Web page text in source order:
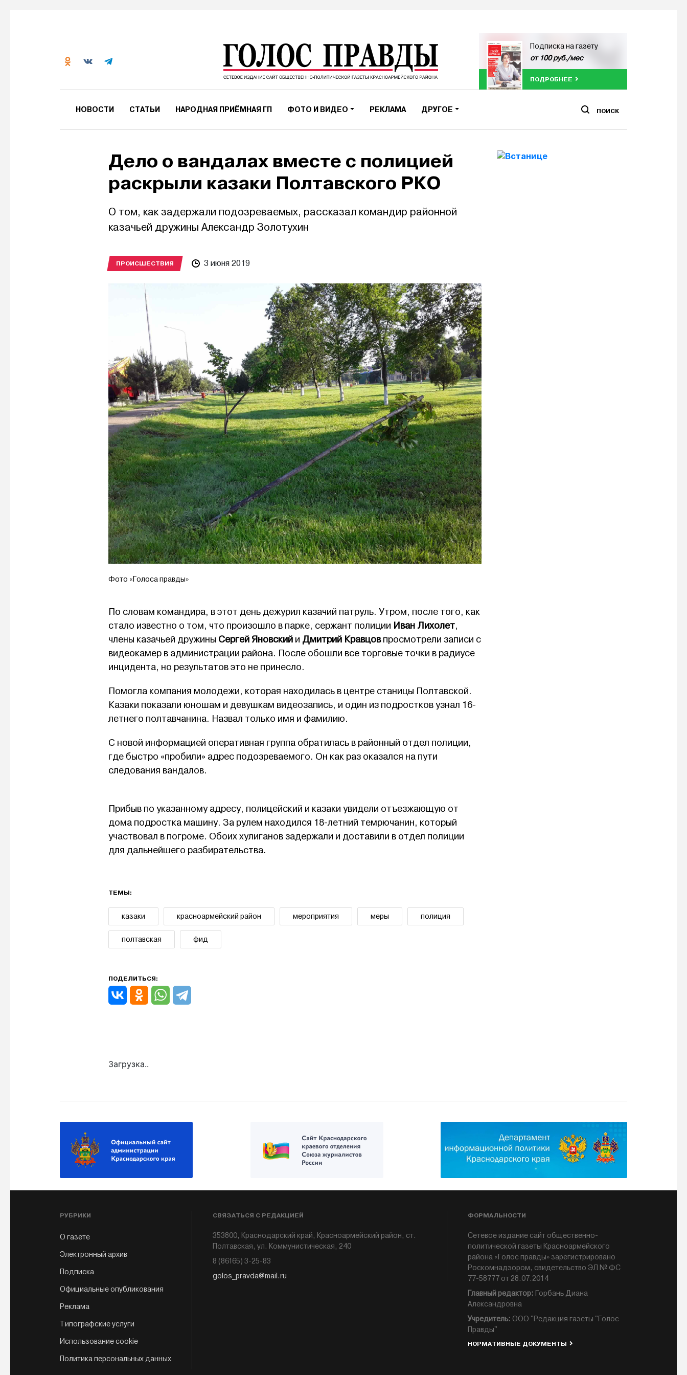
Подписка на газету
от 100 руб./мес
ПОДРОБНЕЕ
НОВОСТИ СТАТЬИ НАРОДНАЯ ПРИЁМНАЯ ГП ФОТО И ВИДЕО РЕКЛАМА ДРУГОЕ ПОИСК
Дело о вандалах вместе с полицией
раскрыли казаки Полтавского РКО
О том, как задержали подозреваемых, рассказал командир районной
казачьей дружины Александр Золотухин
ПРОИСШЕСТВИЯ 3 июня 2019
Фото «Голоса правды»
По словам командира, в этот день дежурил казачий патруль. Утром, после того, как
стало известно о том, что произошло в парке, сержант полиции Иван Лихолет,
члены казачьей дружины Сергей Яновский и Дмитрий Кравцовпросмотрели записи с
видеокамер в администрации района. После обошли все торговые точки в радиусе
инцидента, но результатов это не принесло.
Помогла компания молодежи, которая находилась в центре станицы Полтавской.
Казаки показали юношам и девушкам видеозапись, и один из подростков узнал 16-
летнего полтавчанина. Назвал только имя и фамилию.
С новой информацией оперативная группа обратилась в районный отдел полиции,
где быстро «пробили» адрес подозреваемого. Он как раз оказался на пути
следования вандалов.
Прибыв по указанному адресу, полицейский и казаки увидели отъезжающую от
дома подростка машину. За рулем находился 18-летний темрючанин, который
участвовал в погроме. Обоих хулиганов задержали и доставили в отдел полиции
для дальнейшего разбирательства.
ТЕМЫ:
казаки красноармейский район мероприятия меры полиция
полтавская фид
ПОДЕЛИТЬСЯ:
Загрузка..
РУБРИКИ
О газете
Электронный архив
Подписка
Официальные опубликования
Реклама
Типографские услуги
Использование cookie
Политика персональных данных
СВЯЗАТЬСЯ С РЕДАКЦИЕЙ
353800, Краснодарский край, Красноармейский район, ст.
Полтавская, ул. Коммунистическая, 240
8 (86165) 3-25-83
golos_pravda@mail.ru
ФОРМАЛЬНОСТИ
Сетевое издание сайт общественно-
политической газеты Красноармейского
района «Голос правды» зарегистрировано
Роскомнадзором, свидетельство ЭЛ № ФС
77-58777 от 28.07.2014
Главный редактор: Горбань Диана
Александровна
Учредитель: ООО "Редакция газеты "Голос
Правды"
НОРМАТИВНЫЕ ДОКУМЕНТЫ